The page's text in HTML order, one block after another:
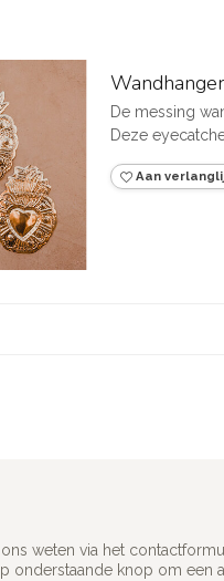
De messing
Deze
Aan
weten via het
onderstaande knop om een